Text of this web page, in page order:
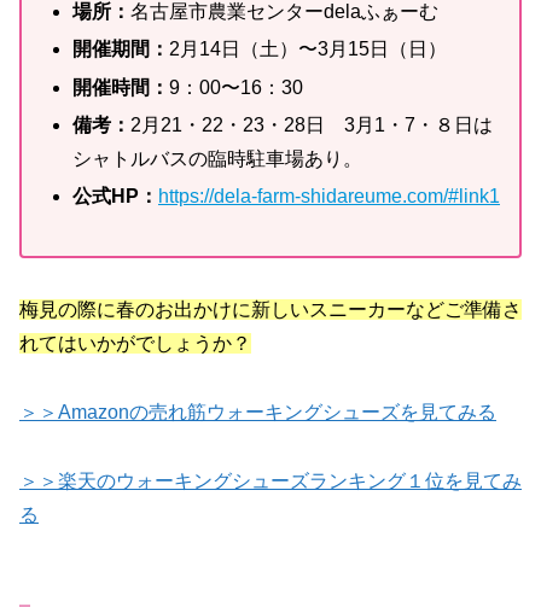
場所： 名古屋市農業センターdelaふぁーむ
開催期間： 2月14日（土）〜3月15日（日）
開催時間： 9：00〜16：30
備考： 2月21・22・23・28日 3月1・7・８日は
シャトルバスの臨時駐車場あり。
公式HP： https://dela-farm-shidareume.com/#link1
梅見の際に春のお出かけに新しいスニーカーなどご準備さ
れてはいかがでしょうか？
＞＞Amazonの売れ筋ウォーキングシューズを見てみる
＞＞楽天のウォーキングシューズランキング１位を見てみ
る